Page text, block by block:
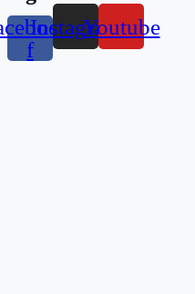
f
InstagramYoutube